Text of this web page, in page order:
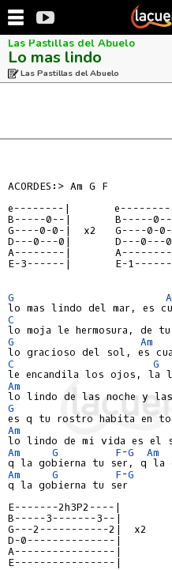
Las Pastillas del Abuelo
Lo mas lindo
Las Pastillas del Abuelo
ACORDES:> Am G F
e--------|
B-----0--|       B-----
G----0-0-|  x2   G----0-
D---0---0|       D---
A--------|
E-3------|       E-
G
C
G
Am
C
G
Am
G
Am
Am
G F-G Am
Am
G F-G
q la gobierna tu ser
E-------2h3P2----|
B-----3-------3--|
G---2-----------2|  x2
D-0--------------|
A----------------|
E----------------|